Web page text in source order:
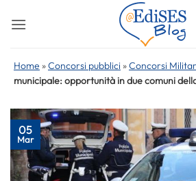
Home »Concorsi pubblici »Concorsi
municipale: opportunità in due comuni
05
Mar